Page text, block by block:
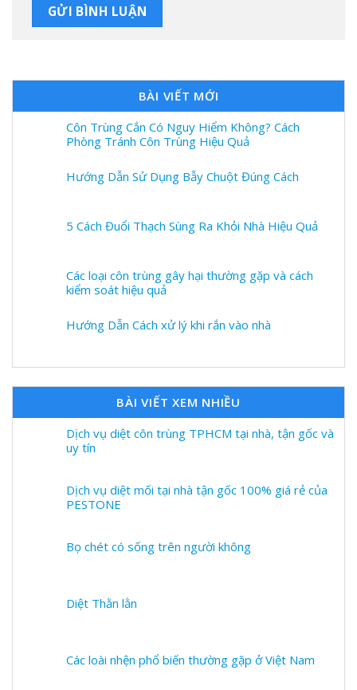
BÀI VIẾT MỚI
Côn Trùng Cắn Có Nguy Hiểm Không? Cách
Phòng Tránh Côn Trùng Hiệu Quả
Hướng Dẫn Sử Dụng Bẫy Chuột Đúng Cách
5 Cách Đuổi Thạch Sùng Ra Khỏi Nhà Hiệu Quả
Các loại côn trùng gây hại thường gặp và cách
kiểm soát hiệu quả
Hướng Dẫn Cách xử lý khi rắn vào nhà
BÀI VIẾT XEM NHIỀU
Dịch vụ diệt côn trùng TPHCM tại nhà, tận gốc và
uy tín
Dịch vụ diệt mối tại nhà tận gốc 100% giá rẻ của
PESTONE
Bọ chét có sống trên người không
Diệt Thằn lằn
Các loài nhện phổ biến thường gặp ở Việt Nam